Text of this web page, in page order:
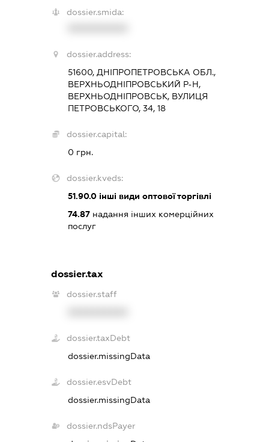
dossier.smida:
dossier.address:
51600, ДНІПРОПЕТРОВСЬКА ОБЛ.,
ВЕРХНЬОДНІПРОВСЬКИЙ Р-Н,
ВЕРХНЬОДНІПРОВСЬК, ВУЛИЦЯ
ПЕТРОВСЬКОГО, 34, 18
dossier.capital:
0 грн.
dossier.kveds:
51.90.0 інші види оптової торгівлі
74.87 надання інших комерційних
послуг
dossier.tax
dossier.staff
dossier.taxDebt
dossier.missingData
dossier.esvDebt
dossier.missingData
dossier.ndsPayer